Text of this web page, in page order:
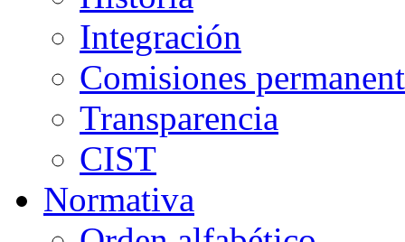
Integración
Comisiones
Transparencia
CIST
Normativa